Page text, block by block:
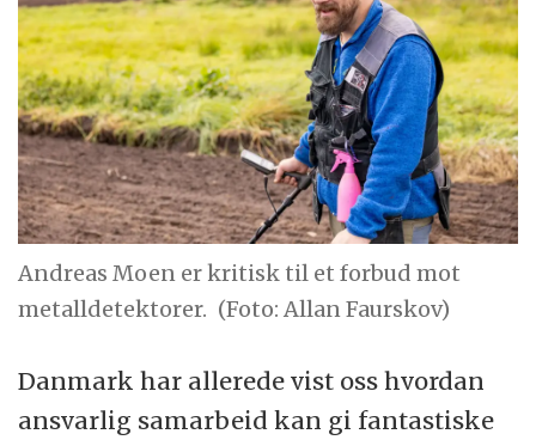
Andreas Moen er kritisk til et forbud mot
metalldetektorer. (Foto: Allan Faurskov)
Danmark har allerede vist oss hvordan
ansvarlig samarbeid kan gi fantastiske